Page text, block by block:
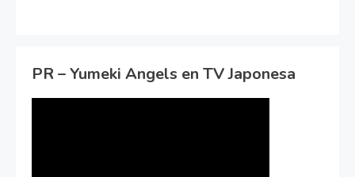
PR – Yumeki Angels en TV Japonesa